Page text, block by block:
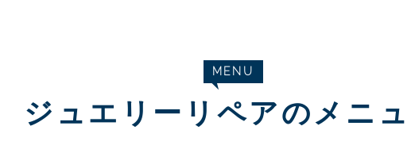
MENU
ジュエリーリペアのメニ